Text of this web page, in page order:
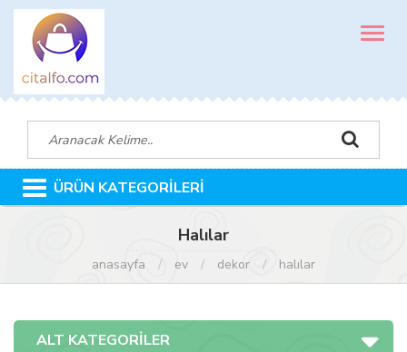
MENÜ
ÜRÜN KATEGORİLERİ
Halılar
anasayfa ev dekor halılar
ALT KATEGORİLER